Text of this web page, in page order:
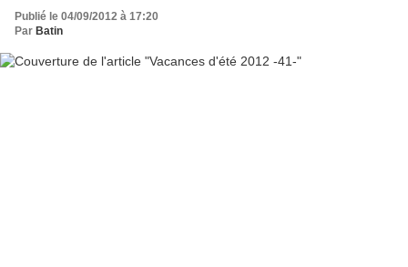
Publié le 04/09/2012 à 17:20
Par Batin